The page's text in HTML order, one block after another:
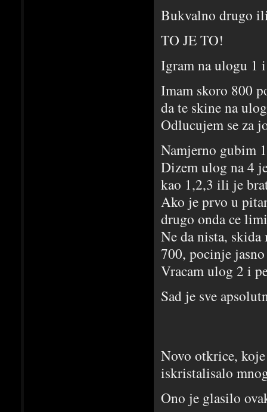
Bukvalno drugo
TO JE TO!
Igram na ulogu 1
Imam skoro 800
da te skine na
Odlucujem se za
Namjerno gubim
Dizem ulog na 4
kao 1,2,3 ili je
Ako je prvo u
drugo onda ce
Ne da nista, skida
700, pocinje
Vracam ulog 2 i
Sad je sve
Novo otkrice,
iskristalisalo
Ono je glasilo